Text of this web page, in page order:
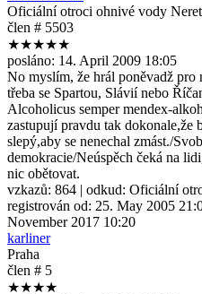
Oficiální otroci ohnivé vody
člen # 5503
★★★★★
posláno: 14. April 2009 18:05
No myslím, že hrál poněvadž pro
třeba se Spartou, Slávií nebo
Alcoholicus semper mendex-
zastupují pravdu tak dokonale,že
slepý,aby se nenechal zmást./
demokracie/Neúspěch čeká na
nic obětovat.
vzkazů: 864 | odkud: Oficiální
registrován od: 25. May 2005
November 2017 10:20
karliner
Praha
člen # 5
★★★★